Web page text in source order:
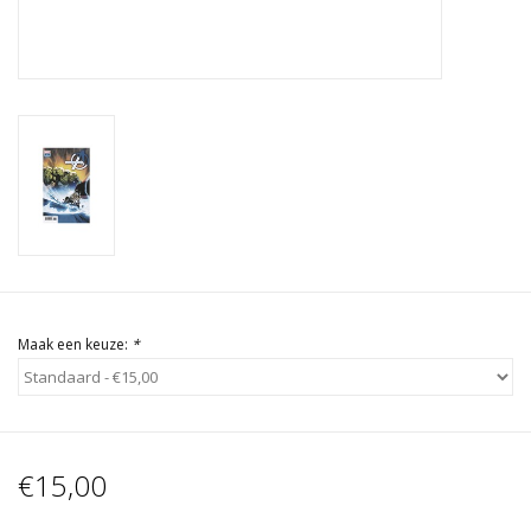
Maak een keuze: *
€15,00